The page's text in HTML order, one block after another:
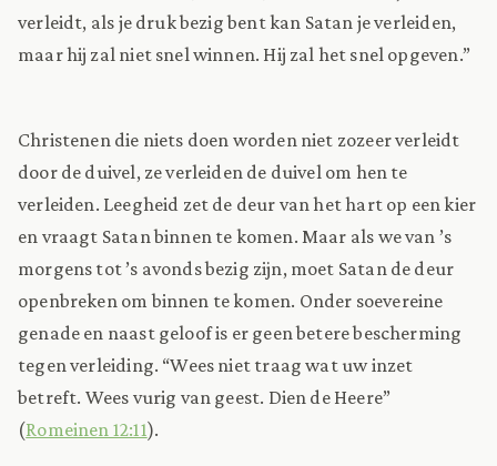
verleidt, als je druk bezig bent kan Satan je verleiden,
maar hij zal niet snel winnen. Hij zal het snel opgeven.”
Christenen die niets doen worden niet zozeer verleidt
door de duivel, ze verleiden de duivel om hen te
verleiden. Leegheid zet de deur van het hart op een kier
en vraagt Satan binnen te komen. Maar als we van ’s
morgens tot ’s avonds bezig zijn, moet Satan de deur
openbreken om binnen te komen. Onder soevereine
genade en naast geloof is er geen betere bescherming
tegen verleiding. “Wees niet traag wat uw inzet
betreft. Wees vurig van geest. Dien de Heere”
(Romeinen 12:11).